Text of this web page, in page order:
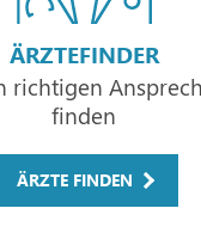
ÄRZTEFINDER
richtigen
finden
ÄRZTE FINDEN